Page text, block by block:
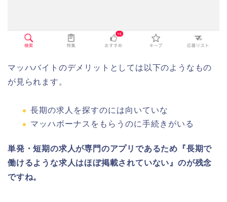
マッハバイトのデメリットとしては以下のようなもの
が見られます。
長期の求人を探すのには向いていな
マッハボーナスをもらうのに手続きがいる
単発・短期の求人が専門のアプリであるため『長期で
働けるような求人はほぼ掲載されていない』のが残念
ですね。